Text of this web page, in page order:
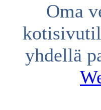
Oma
yhdellä